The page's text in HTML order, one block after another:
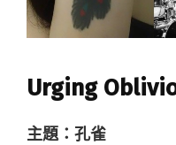
Urging
主題：孔雀